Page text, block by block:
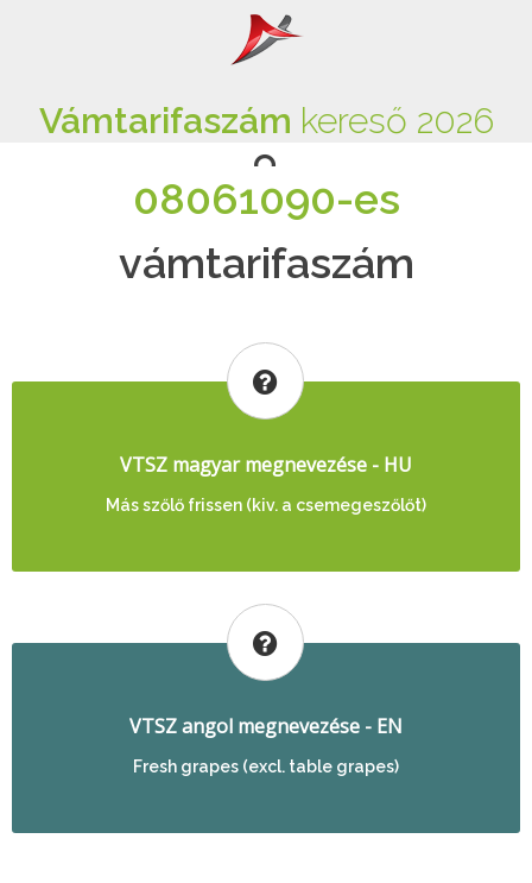
Vámtarifaszám kereső 2026
08061090-es
vámtarifaszám
VTSZ magyar megnevezése - HU
Más szőlő frissen (kiv. a csemegeszőlőt)
VTSZ angol megnevezése - EN
Fresh grapes (excl. table grapes)